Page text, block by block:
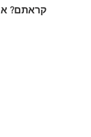
קראתם?